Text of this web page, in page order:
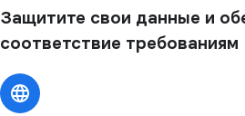
Защитите свои данные и
соответствие требованиям